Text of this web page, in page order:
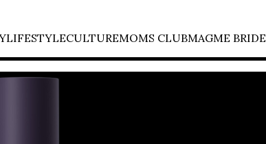
LIFESTYLECULTUREMOMS CLUBMAGME BRIDE